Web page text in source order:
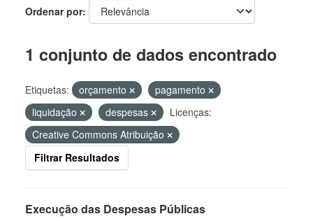
Ordenar por
1 conjunto de dados encontrado
Etiquetas: orçamento
pagamento
liquidação
despesas
Licenças:
Creative Commons Atribuição
Filtrar Resultados
Execução das Despesas Públicas